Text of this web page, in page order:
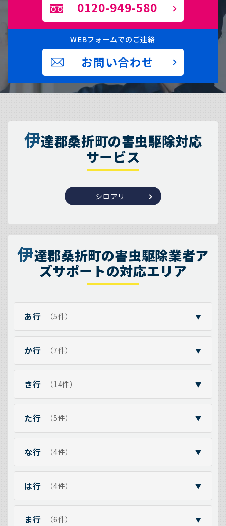
0120-949-580
WEBフォームでのご連絡
お問い合わせ
伊達郡桑折町の害虫駆除対応
サービス
シロアリ
伊達郡桑折町の害虫駆除業者ア
ズサポートの対応エリア
あ行 （5件） ▼
か行 （7件） ▼
さ行 （14件） ▼
た行 （5件） ▼
な行 （4件） ▼
は行 （4件） ▼
ま行 （6件） ▼